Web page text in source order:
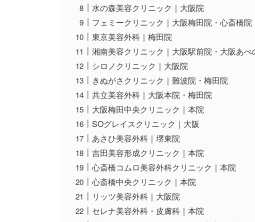
水の森美容クリニック｜大阪院
フェミークリニック｜大阪梅田院・心斎橋院
東京美容外科｜梅田院
湘南美容クリニック｜大阪駅前院・大阪あ
シロノクリニック｜大阪院
きぬがさクリニック｜難波院・梅田院
共立美容外科｜大阪本院・梅田院
大阪梅田中央クリニック｜本院
SOグレイスクリニック｜大阪
あさひ美容外科｜堺東院
吉田美容形成クリニック｜本院
心斎橋コムロ美容外科クリニック｜本院
心斎橋中央クリニック｜本院
リッツ美容外科｜大阪院
セレナ美容外科・皮膚科｜本院